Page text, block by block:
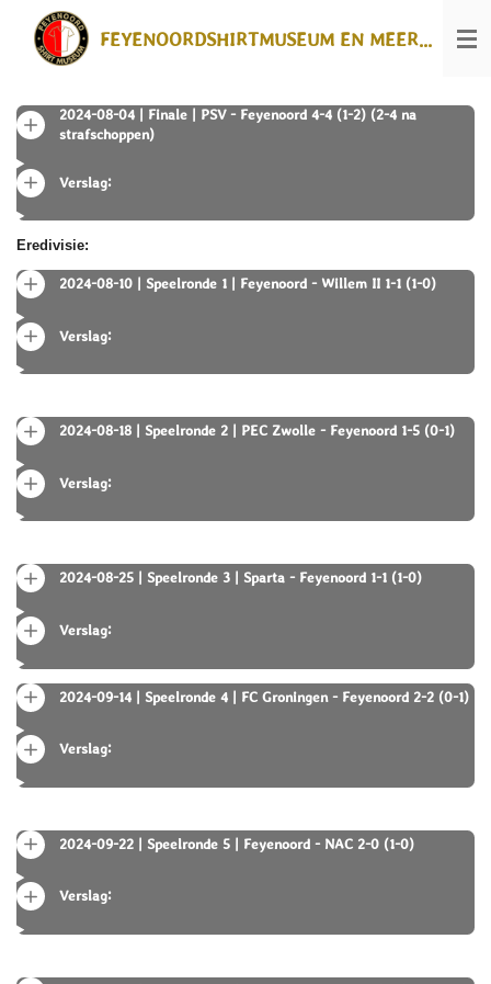
direct
hoofdinhoud
FEYENOORDSHIRTMUSEUM EN MEER...
2024-08-04 | Finale | PSV - Feyenoord 4-4 (1-2) (2-4 na
strafschoppen)
Verslag:
Eredivisie:
2024-08-10 | Speelronde 1 | Feyenoord - Willem II 1-1 (1-0)
Verslag:
2024-08-18 | Speelronde 2 | PEC Zwolle - Feyenoord 1-5 (0-1)
Verslag:
2024-08-25 | Speelronde 3 | Sparta - Feyenoord 1-1 (1-0)
Verslag:
2024-09-14 | Speelronde 4 | FC Groningen - Feyenoord 2-2 (0-1)
Verslag:
2024-09-22 | Speelronde 5 | Feyenoord - NAC 2-0 (1-0)
Verslag: